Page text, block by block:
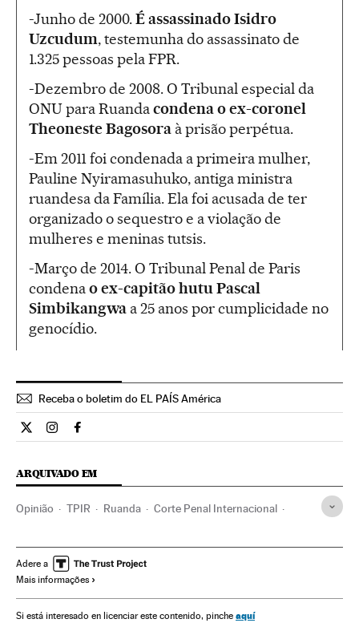
-Junho de 2000.É assassinadoIsidro
Uzcudum, testemunha do assassinato de
1.325 pessoas pela FPR.
-Dezembro de 2008. O Tribunal especial da
ONU para Ruandacondenao ex-coronel
Theoneste Bagosora à prisão perpétua.
-Em 2011 foi condenada a primeira mulher,
Pauline Nyiramasuhuko, antiga ministra
ruandesa da Família. Ela foi acusada de ter
organizado o sequestro e a violação de
mulheres e meninas tutsis.
-Março de 2014. O Tribunal Penal de Paris
condenao ex-capitão hutu Pascal
Simbikangwa a 25 anos por cumplicidade no
genocídio.
Receba o boletim do EL PAÍS América
Internacional El País Brasil en Twitter
Internacional El País Brasil en Instagram
Internacional El País Brasil en Facebook
ARQUIVADO EM
Opinião TPIR Ruanda Corte Penal Internacional
Delitos contra a Humanidade
Direitos humanos
Sociedade Justiça
Adere a
Mais informações
Si está interesado en licenciar este contenido, pinche aquí